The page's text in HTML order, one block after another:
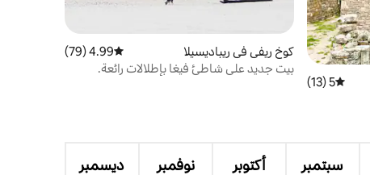
متوسط التقييم 5 من 5، 13 مراجعات
5 (13)
كوخ ريفي في ريباديسيلا متوسط التقييم 4.99 من 5، 79 مراجعات
4.99 (79)
بيت جديد على شاطئ فيغا بإطلالات رائعة.
سبتمبر أكتوبر نوفمبر ديسمبر